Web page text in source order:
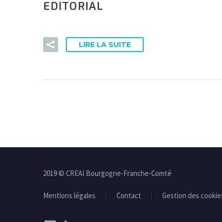
EDITORIAL
LIRE LA SUITE
2019 © CREAI Bourgogne-Franche-Comté
Mentions légales Contact Gestion des